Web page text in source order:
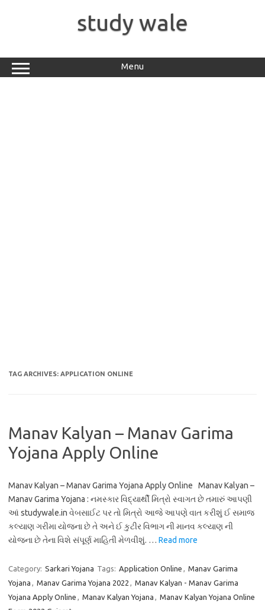
study wale
Menu
TAG ARCHIVES: APPLICATION ONLINE
Manav Kalyan – Manav Garima
Yojana Apply Online
Manav Kalyan – Manav Garima Yojana Apply Online Manav Kalyan –
Manav Garima Yojana : નમસ્કાર વિદ્યાર્થી મિત્રો સ્વાગત છે તમારું આપણી
આં studywale.in વેબસાઈટ પર તો મિત્રો આજે આપણે વાત કરીશું ઈ સમાજ
કલ્યાણ ગરીમા યોજના છે તે અને ઈ કુટીર વિભાગ ની માનવ કલ્યાણ ની
યોજના છે તેના વિશે સંપૂર્ણ માહિતી મેળવીશું. … Read more
Category: Sarkari Yojana Tags: Application Online , Manav Garima
Yojana , Manav Garima Yojana 2022 , Manav Kalyan - Manav Garima
Yojana Apply Online , Manav Kalyan Yojana , Manav Kalyan Yojana Online